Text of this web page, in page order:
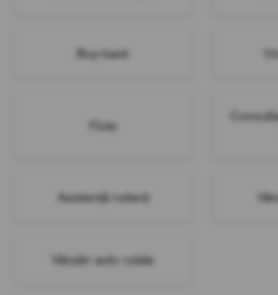
Buy-back
Flote
Asistență rutieră
Vânzări auto rulate